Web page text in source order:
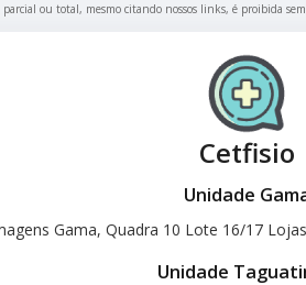
ou total, mesmo citando nossos links, é proibida
Cetfisio
Unidade
Gama, Quadra 10 Lote 16/17
Unidade